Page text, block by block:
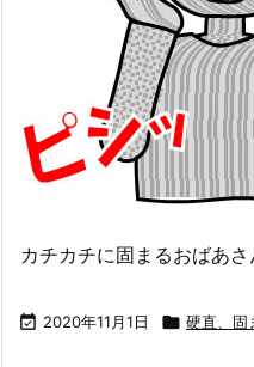
カチカチに固まるおばあさ
 2020年11月1日  硬直、固